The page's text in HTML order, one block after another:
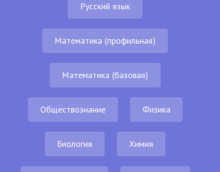
Русский язык
Математика (профильная)
Математика (базовая)
Обществознание Физика
Биология Химия